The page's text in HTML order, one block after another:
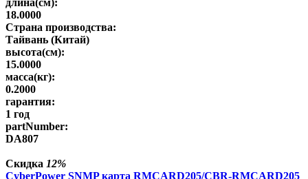
18.0000
Страна производства:
Тайвань (Китай)
высота(см):
15.0000
масса(кг):
0.2000
гарантия:
1 год
partNumber:
DA807
Скидка 12%
CyberPower SNMP карта RMCARD205/CBR-RMCARD205